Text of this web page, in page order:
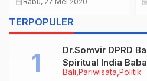
TERPOPULER
Bali Pariwisata Politik
Dr.Somvir DPRD
Spiritual India